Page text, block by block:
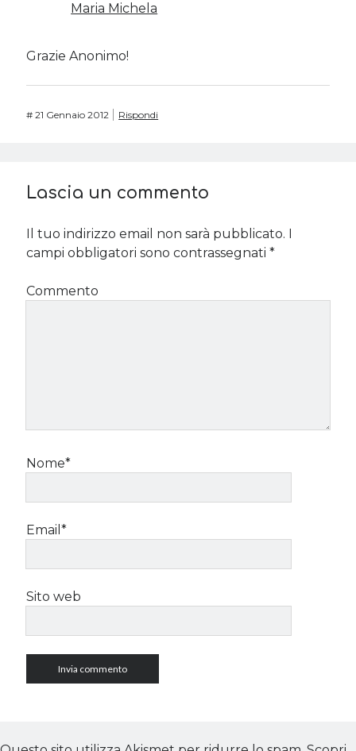
Maria Michela
Grazie Anonimo!
#21 Gennaio 2012 Rispondi
Lascia un commento
Il tuo indirizzo email non sarà pubblicato. I
campi obbligatori sono contrassegnati*
Commento
Nome*
Email*
Sito web